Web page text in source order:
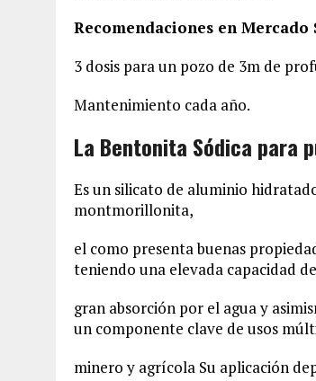
Recomendaciones en Mercado
3 dosis para un pozo de 3m de
Mantenimiento cada año.
La Bentonita Sódica para
Es un silicato de aluminio
montmorillonita,
el como presenta buenas
teniendo una elevada capacidad
gran absorción por el agua y
un componente clave de usos
minero y agrícola Su aplicación